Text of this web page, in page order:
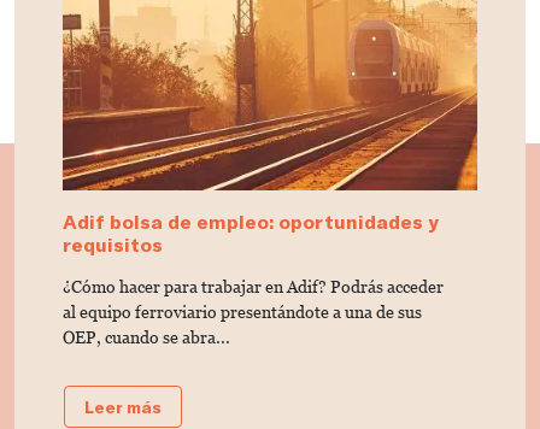
Adif bolsa de empleo: oportunidades y
requisitos
¿Cómo hacer para trabajar en Adif? Podrás acceder
al equipo ferroviario presentándote a una de sus
OEP, cuando se abra...
Leer más